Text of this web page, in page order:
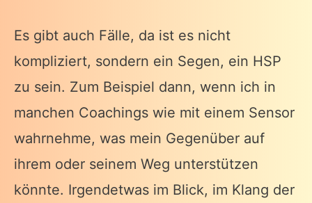
Es gibt auch Fälle, da ist es nicht
kompliziert, sondern ein Segen, ein HSP
zu sein. Zum Beispiel dann, wenn ich in
manchen Coachings wie mit einem Sensor
wahrnehme, was mein Gegenüber auf
ihrem oder seinem Weg unterstützen
könnte. Irgendetwas im Blick, im Klang der